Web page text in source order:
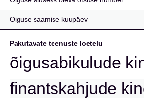
Õiguse saamise kuupäev
Pakutavate teenuste loetelu
õigusabikulude
finantskahjude